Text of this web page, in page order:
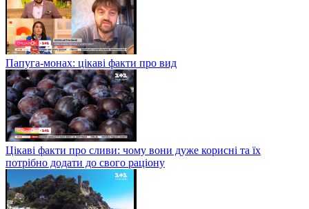
Папуга-монах: цікаві факти про вид
Цікаві факти про сливи: чому вони дуже корисні та їх
потрібно додати до свого раціону